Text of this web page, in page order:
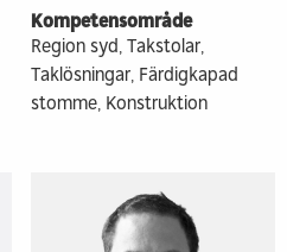
Kompetensområde
Region syd, Takstolar,
Taklösningar, Färdigkapad
stomme, Konstruktion